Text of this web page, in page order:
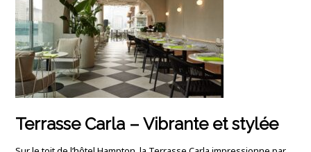
Terrasse Carla – Vibrante et stylée